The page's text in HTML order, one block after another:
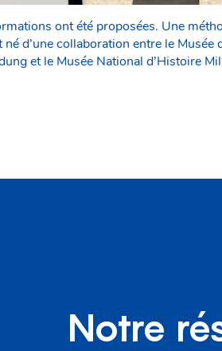
ont été proposées. Une
d’une collaboration entre le
et le Musée National d’Histoire
Notre